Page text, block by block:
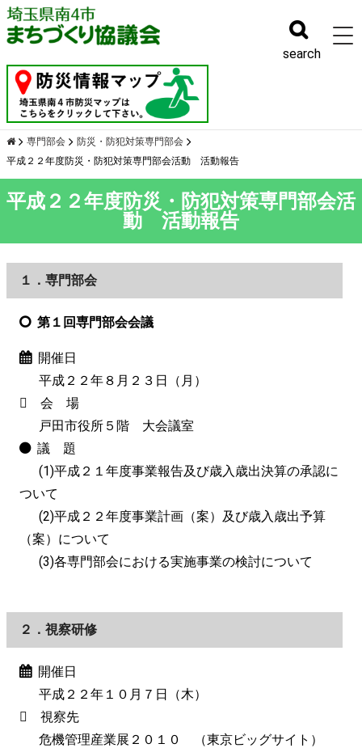
search
幹事会
専門部会
防災・防犯対策専門部会
平成２２年度防災・防犯対策専門部会活動 活動報告
平成２２年度防災・防犯対策専門部会活
動 活動報告
１．専門部会
第１回専門部会会議
開催日
平成２２年８月２３日（月）
会 場
戸田市役所５階 大会議室
議 題
(1)平成２１年度事業報告及び歳入歳出決算の承認に
ついて
(2)平成２２年度事業計画（案）及び歳入歳出予算
（案）について
(3)各専門部会における実施事業の検討について
２．視察研修
開催日
平成２２年１０月７日（木）
視察先
危機管理産業展２０１０ （東京ビッグサイト）